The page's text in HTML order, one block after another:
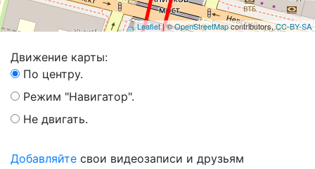
Leaflet| ©OpenStreetMapcontributors,CC-BY-SA
Движение карты:
По центру.
Режим "Навигатор".
Не двигать.
Добавляйте свои видеозаписи и друзьям